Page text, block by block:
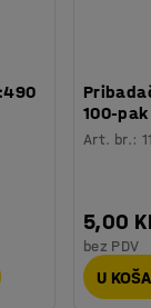
100-pak
Art. br.:
5,00
bez PDV
U